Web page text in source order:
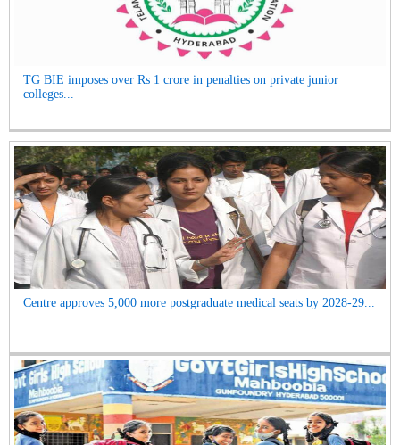
TG BIE imposes over Rs 1 crore in penalties on private junior
colleges...
Centre approves 5,000 more postgraduate medical seats by 2028-29...